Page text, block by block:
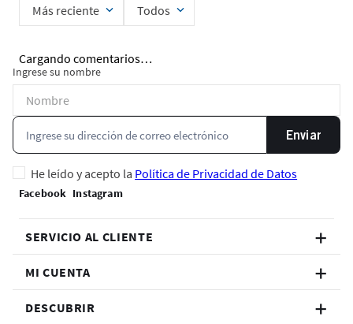
Más reciente Todos
Cargando comentarios…
Ingrese su nombre
Enviar
He leído y acepto la Política de Privacidad de Datos
SERVICIO AL CLIENTE
MI CUENTA
DESCUBRIR